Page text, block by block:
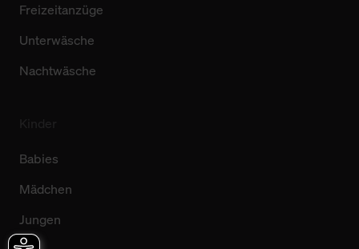
Freizeitanzüge
Unterwäsche
Nachtwäsche
Babies
Mädchen
Jungen